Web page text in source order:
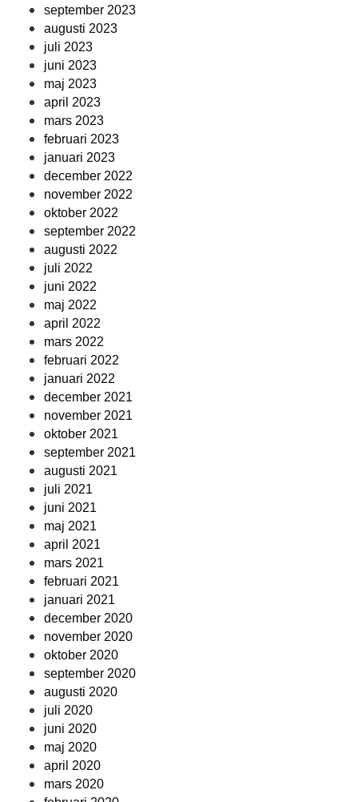
september 2023
augusti 2023
juli 2023
juni 2023
maj 2023
april 2023
mars 2023
februari 2023
januari 2023
december 2022
november 2022
oktober 2022
september 2022
augusti 2022
juli 2022
juni 2022
maj 2022
april 2022
mars 2022
februari 2022
januari 2022
december 2021
november 2021
oktober 2021
september 2021
augusti 2021
juli 2021
juni 2021
maj 2021
april 2021
mars 2021
februari 2021
januari 2021
december 2020
november 2020
oktober 2020
september 2020
augusti 2020
juli 2020
juni 2020
maj 2020
april 2020
mars 2020